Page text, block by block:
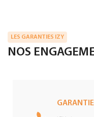
LES GARANTIES IZY
NOS